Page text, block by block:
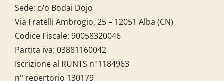
Sede: c/o Bodai Dojo
Via Fratelli Ambrogio, 25 – 12051 Alba (CN)
Codice Fiscale: 90058320046
Partita iva: 03881160042
Iscrizione al RUNTS n°1184963
n° repertorio 130179